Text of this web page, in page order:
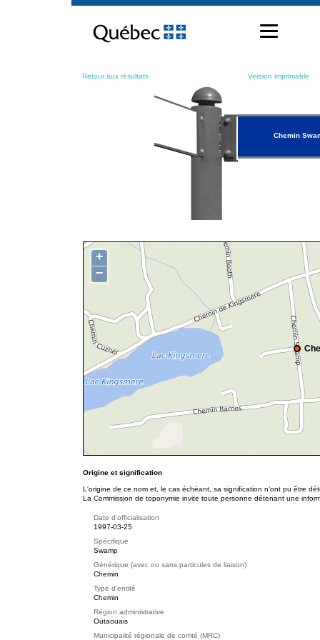
contenu
Retour aux résultats Version imprimable
Chemin
+
−
Origine et signification
L'origine de ce nom et, le cas échéant, sa signification n’ont pu être
La Commission de toponymie invite toute personne détenant une
Date d'officialisation
1997-03-25
Spécifique
Swamp
Générique (avec ou sans particules de liaison)
Chemin
Type d'entité
Chemin
Région administrative
Outaouais
Municipalité régionale de comté (MRC)